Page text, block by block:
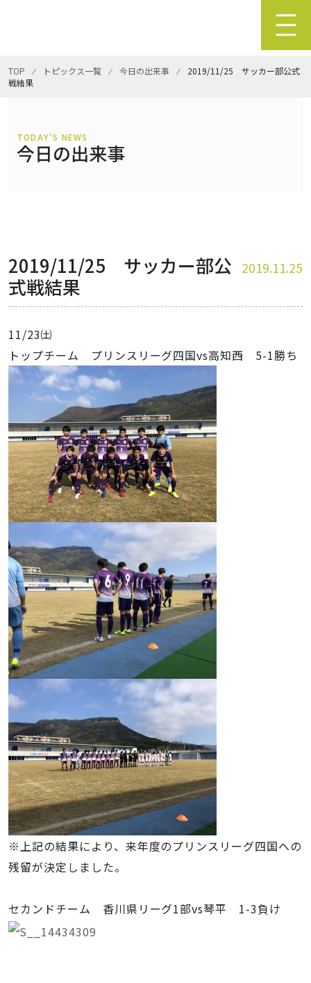
TOP ⁄ トピックス一覧 ⁄ 今日の出来事 ⁄ 2019/11/25 サッカー部公式
戦結果
TODAY'S NEWS
今日の出来事
2019/11/25 サッカー部公
式戦結果
2019.11.25
11/23㈯
トップチーム プリンスリーグ四国vs高知西 5-1勝ち
※上記の結果により、来年度のプリンスリーグ四国への
残留が決定しました。
セカンドチーム 香川県リーグ1部vs琴平 1-3負け